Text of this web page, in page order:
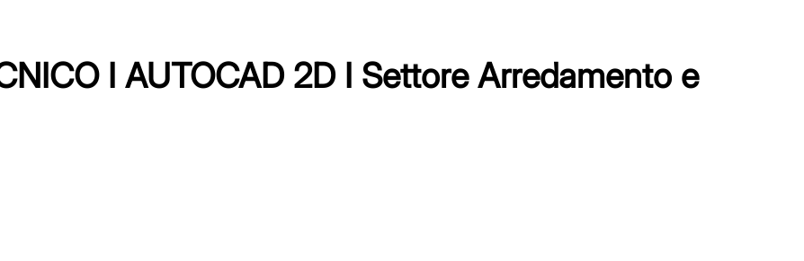
I AUTOCAD 2D I Settore Arredamento e